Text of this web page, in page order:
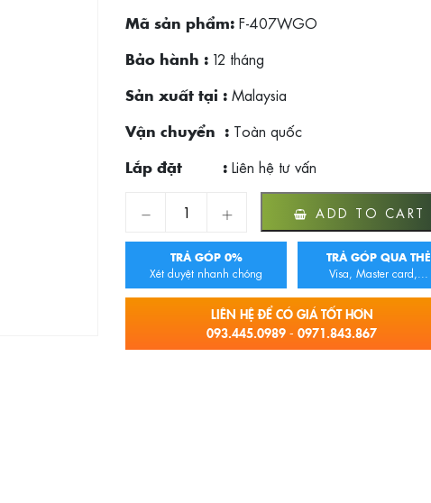
Mã sản phẩm: F-407WGO
Bảo hành : 12 tháng
Sản xuất tại : Malaysia
Vận chuyển : Toàn quốc
Lắp đặt : Liên hệ tư vấn
Quạt đứng Panasonic F-3407WGO quantity
ADD TO CART
TRẢ GÓP 0%
Xét duyệt nhanh chóng
TRẢ GÓP QUA THẺ
Visa, Master card,...
LIÊN HỆ ĐỂ CÓ GIÁ TỐT HƠN
093.445.0989 - 0971.843.867